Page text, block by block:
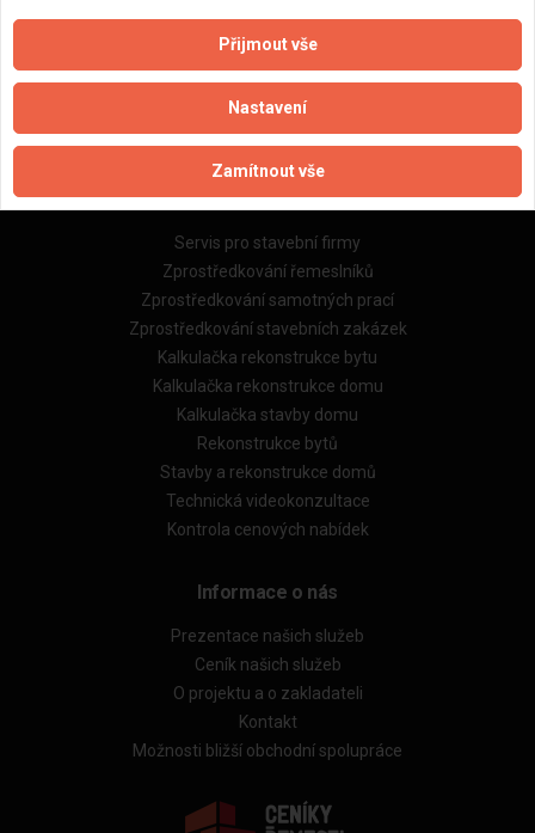
Zásady pro používání souborů cookie
Obchodní podmínky (zprostředkování)
Obchodní podmínky (rozpočtování)
Reference
Naše excelové tabulky online
Naše služby
Servis pro stavební firmy
Zprostředkování řemeslníků
Zprostředkování samotných prací
Zprostředkování stavebních zakázek
Kalkulačka rekonstrukce bytu
Kalkulačka rekonstrukce domu
Kalkulačka stavby domu
Rekonstrukce bytů
Stavby a rekonstrukce domů
Technická videokonzultace
Kontrola cenových nabídek
Informace o nás
Prezentace našich služeb
Ceník našich služeb
O projektu a o zakladateli
Kontakt
Možnosti bližší obchodní spolupráce
Přijmout vše
Nastavení
Zamítnout vše